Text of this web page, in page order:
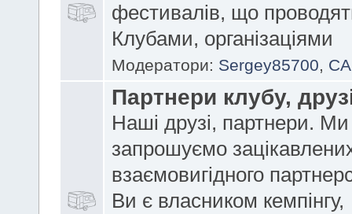
фестивалів, що
Клубами, організаціями
Модератори: Sergey85700,
Партнери клубу,
Наші друзі, партнери. Ми
запрошуємо
взаємовигідного
Ви є власником кемпінгу,